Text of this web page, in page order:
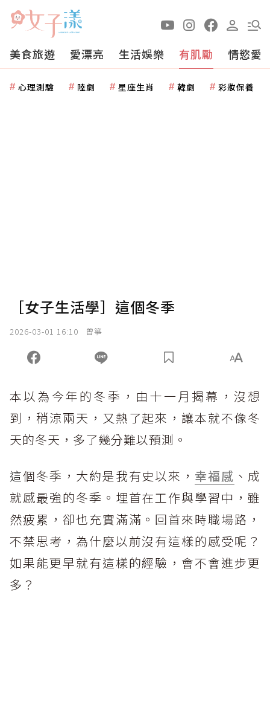
美食旅遊 愛漂亮 生活娛樂 有肌勵 情慾愛
心理測驗 陸劇 星座生肖 韓劇 彩妝保養
［女子生活學］這個冬季
2026-03-01 16:10 曾箏
本以為今年的冬季，由十一月揭幕，沒想
到，稍涼兩天，又熱了起來，讓本就不像冬
天的冬天，多了幾分難以預測。
這個冬季，大約是我有史以來， 幸福感 、成
就感最強的冬季。埋首在工作與學習中，雖
然疲累，卻也充實滿滿。回首來時職場路，
不禁思考，為什麼以前沒有這樣的感受呢？
如果能更早就有這樣的經驗，會不會進步更
多？